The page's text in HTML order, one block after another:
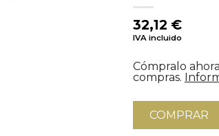
32,12 €
IVA incluido
Cómpralo
compras.
COMPRAR